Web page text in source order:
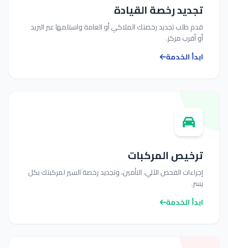
رخصة القيادة
طلب تجديد رخصتك الملاكي أو العامة واستلمها عبر البريد
مركز.
الخدمة
المركبات
الفحص الآلي، التأمين، وتجديد رخصة السير لمركبتك بكل
الخدمة